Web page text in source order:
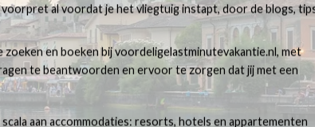
al voordat je het vliegtuig instapt, door de blogs,
en boeken bij voordeligelastminutevakantie.nl, met
te beantwoorden en ervoor te zorgen dat jij met een
aan accommodaties: resorts, hotels en appartementen